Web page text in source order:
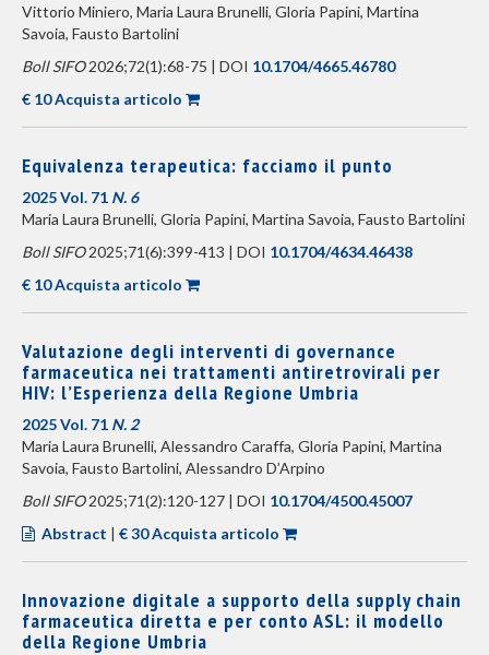
Vittorio Miniero, Maria Laura Brunelli, Gloria Papini, Martina
Savoia, Fausto Bartolini
Boll SIFO2026;72(1):68-75 | DOI 10.1704/4665.46780
€ 10 Acquista articolo
Equivalenza terapeutica: facciamo il punto
2025 Vol. 71 N. 6
Maria Laura Brunelli, Gloria Papini, Martina Savoia, Fausto Bartolini
Boll SIFO2025;71(6):399-413 | DOI 10.1704/4634.46438
€ 10 Acquista articolo
Valutazione degli interventi di governance
farmaceutica nei trattamenti antiretrovirali per
HIV: l’Esperienza della Regione Umbria
2025 Vol. 71 N. 2
Maria Laura Brunelli, Alessandro Caraffa, Gloria Papini, Martina
Savoia, Fausto Bartolini, Alessandro D’Arpino
Boll SIFO2025;71(2):120-127 | DOI 10.1704/4500.45007
Abstract | € 30 Acquista articolo
Innovazione digitale a supporto della supply chain
farmaceutica diretta e per conto ASL: il modello
della Regione Umbria